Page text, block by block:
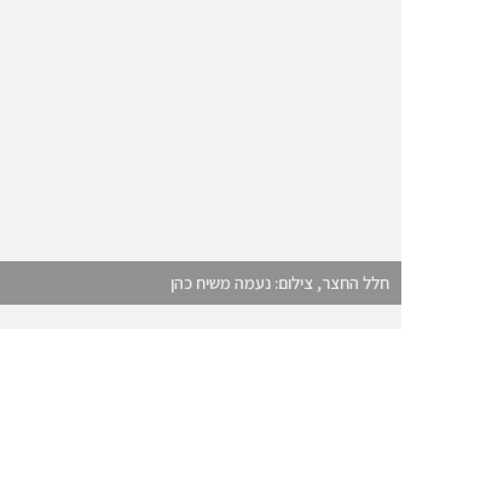
חלל החצר, צילום: נעמה משיח כהן